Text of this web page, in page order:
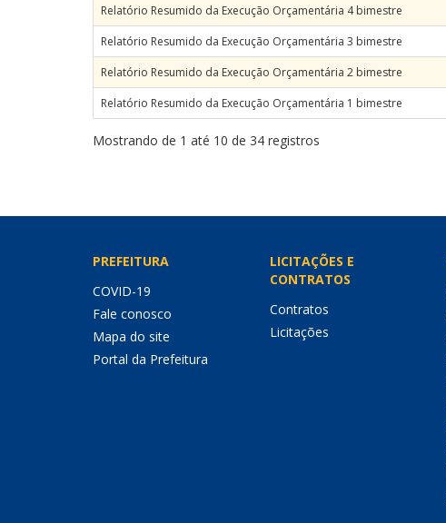
Relatório Resumido da Execução Orçamentária 4 bimestre
Relatório Resumido da Execução Orçamentária 3 bimestre
Relatório Resumido da Execução Orçamentária 2 bimestre
Relatório Resumido da Execução Orçamentária 1 bimestre
Mostrando de 1 até 10 de 34 registros
PREFEITURA
COVID-19
Fale conosco
Mapa do site
Portal da Prefeitura
LICITAÇÕES E
CONTRATOS
Contratos
Licitações